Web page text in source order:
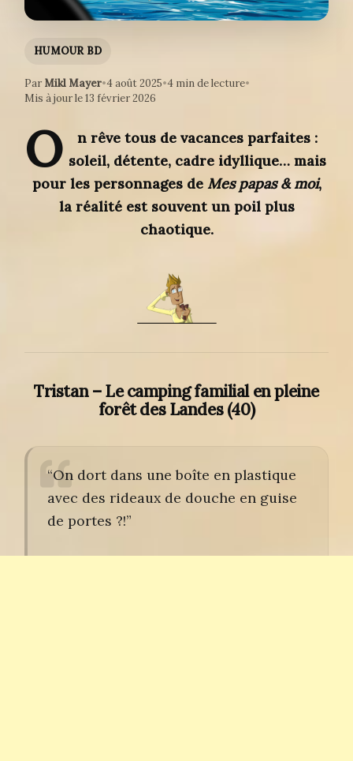
HUMOUR BD
Par Mikl Mayer•4 août 2025•4 min de lecture•
Mis à jour le 13 février 2026
O
n rêve tous de vacances parfaites :
soleil, détente, cadre idyllique… mais
pour les personnages de Mes papas & moi,
la réalité est souvent un poil plus
chaotique.
Tristan – Le camping familial en pleine
forêt des Landes (40)
“On dort dans une boîte en plastique
avec des rideaux de douche en guise
de portes ?!”